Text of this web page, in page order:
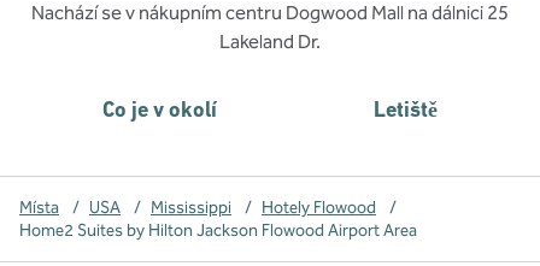
Nachází se v nákupním centru Dogwood Mall na dálnici 25
Lakeland Dr.
Co je v okolí Letiště
Místa / USA / Mississippi / Hotely Flowood
/
Home2 Suites by Hilton Jackson Flowood Airport Area